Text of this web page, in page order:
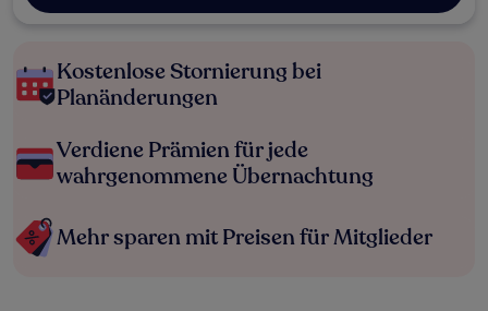
Kostenlose Stornierung bei
Planänderungen
Verdiene Prämien für jede
wahrgenommene Übernachtung
Mehr sparen mit Preisen für Mitglieder